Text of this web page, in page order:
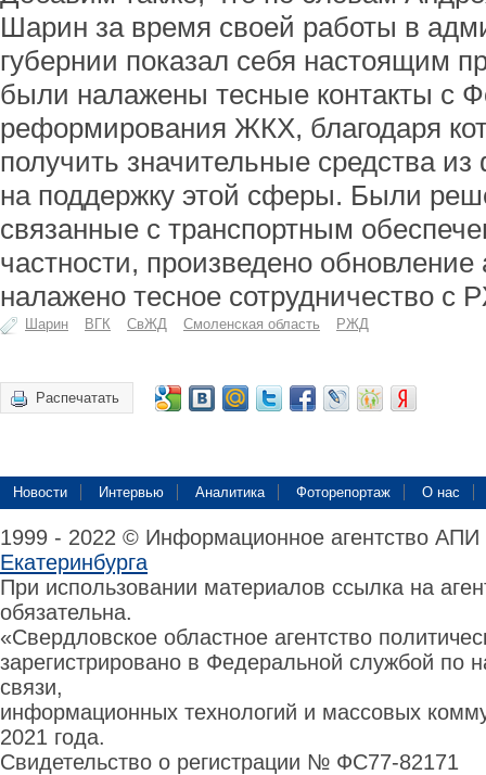
Шарин за время своей работы в
губернии показал себя настоящим
были налажены тесные контакты с
реформирования ЖКХ, благодаря
получить значительные средства
на поддержку этой сферы. Были
связанные с транспортным
частности, произведено обновление
налажено тесное сотрудничество с
Шарин ВГК СвЖД Смоленская область РЖД
Распечатать
Новости Интервью Аналитика Фоторепортаж О нас
1999 - 2022 © Информационное агентство
Екатеринбурга
При использовании материалов ссылка на
обязательна.
«Свердловское областное агентство
зарегистрировано в Федеральной службой по
связи,
информационных технологий и массовых
2021 года.
Свидетельство о регистрации № ФС77-82171